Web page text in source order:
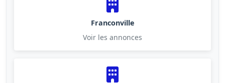
Franconville
Voir les annonces